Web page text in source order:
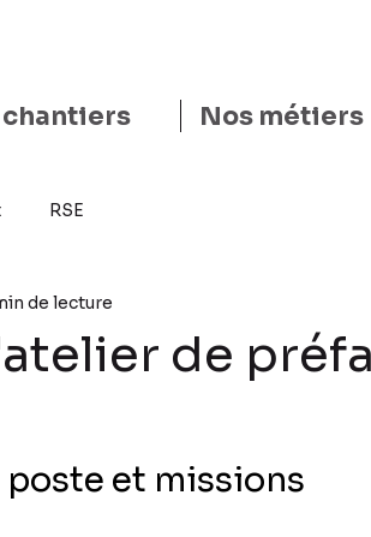
chantiers Nos métiers
RSE
de
de lecture
et missions